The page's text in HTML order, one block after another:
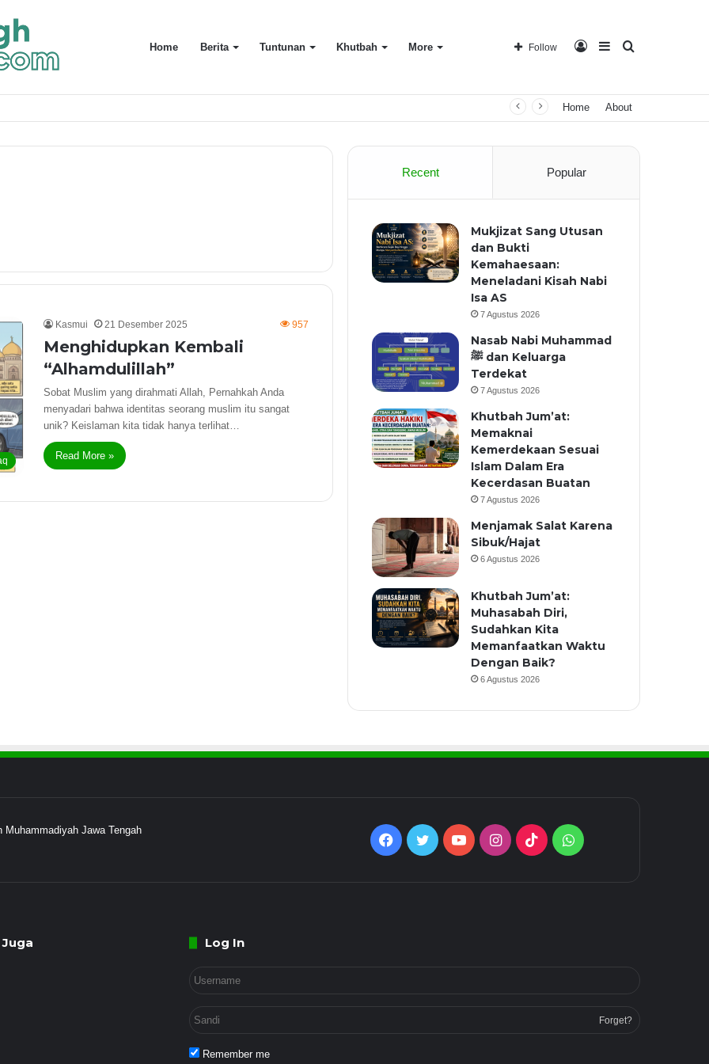
Home Berita Tuntunan Khutbah More Sidebar
Log
Follow
Home About
Kasmui 21 Desember 2025 957
Menghidupkan Kembali
“Alhamdulillah”
Sobat Muslim yang dirahmati Allah, Pernahkah Anda
menyadari bahwa identitas seorang muslim itu sangat
unik? Keislaman kita tidak hanya terlihat…
Read More »
Recent Popular
Mukjizat Sang Utusan
dan Bukti
Kemahaesaan:
Meneladani Kisah Nabi
Isa AS
7 Agustus 2026
Nasab Nabi Muhammad
ﷺ dan Keluarga
Terdekat
7 Agustus 2026
Khutbah Jum’at:
Memaknai
Kemerdekaan Sesuai
Islam Dalam Era
Kecerdasan Buatan
7 Agustus 2026
Menjamak Salat Karena
Sibuk/Hajat
6 Agustus 2026
Khutbah Jum’at:
Muhasabah Diri,
Sudahkan Kita
Memanfaatkan Waktu
Dengan Baik?
6 Agustus 2026
Jawa Tengah
Facebook
Twitter YouTubeInstagram
TikTokWhatsApp
Log In
Forget?
Remember me